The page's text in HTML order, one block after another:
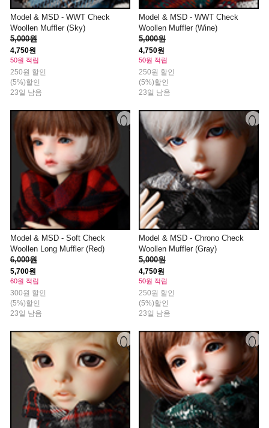
Model & MSD - WWT Check
Woollen Muffler (Sky)
5,000원
4,750원
50원 적립
250원 할인
(5%)할인
23일 남음
Model & MSD - WWT Check
Woollen Muffler (Wine)
5,000원
4,750원
50원 적립
250원 할인
(5%)할인
23일 남음
Model & MSD - Soft Check
Woollen Long Muffler (Red)
6,000원
5,700원
60원 적립
300원 할인
(5%)할인
23일 남음
Model & MSD - Chrono Check
Woollen Muffler (Gray)
5,000원
4,750원
50원 적립
250원 할인
(5%)할인
23일 남음